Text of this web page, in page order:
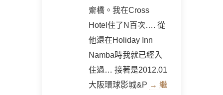
齋橋。我在Cross
Hotel住了N百次…. 從
他還在Holiday Inn
Namba時我就已經入
住過… 接著是2012.01
大阪環球影城&P → 繼